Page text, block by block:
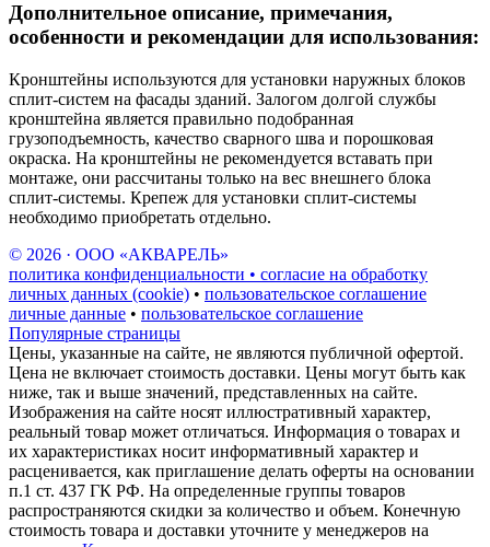
Дополнительное описание, примечания,
особенности и рекомендации для использования:
Кронштейны используются для установки наружных блоков
сплит-систем на фасады зданий. Залогом долгой службы
кронштейна является правильно подобранная
грузоподъемность, качество сварного шва и порошковая
окраска. На кронштейны не рекомендуется вставать при
монтаже, они рассчитаны только на вес внешнего блока
сплит-системы. Крепеж для установки сплит-системы
необходимо приобретать отдельно.
© 2026 · ООО «АКВАРЕЛЬ»
политика конфиденциальности • согласие на обработку
личных данных (cookie) • пользовательское соглашение
личные данные • пользовательское соглашение
Популярные страницы
Цены, указанные на сайте, не являются публичной офертой.
Цена не включает стоимость доставки. Цены могут быть как
ниже, так и выше значений, представленных на сайте.
Изображения на сайте носят иллюстративный характер,
реальный товар может отличаться. Информация о товарах и
их характеристиках носит информативный характер и
расценивается, как приглашение делать оферты на основании
п.1 ст. 437 ГК РФ. На определенные группы товаров
распространяются скидки за количество и объем. Конечную
стоимость товара и доставки уточните у менеджеров на